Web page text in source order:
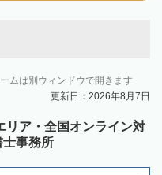
ムは別ウィンドウで開きます
更新日：2026年8月7日
リア・全国オンライン対
士事務所